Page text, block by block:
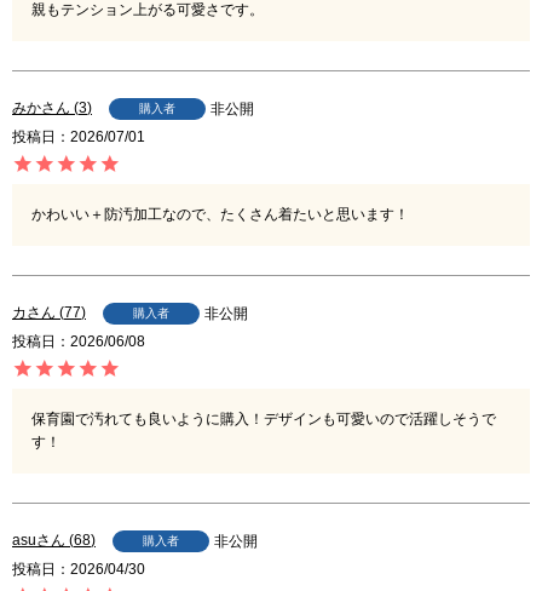
親もテンション上がる可愛さです。
みか 3 購入者
非公開
投稿日
2026/07/01
かわいい＋防汚加工なので、たくさん着たいと思います！
カ 77 購入者
非公開
投稿日
2026/06/08
保育園で汚れても良いように購入！デザインも可愛いので活躍しそうで
す！
asu 68 購入者
非公開
投稿日
2026/04/30